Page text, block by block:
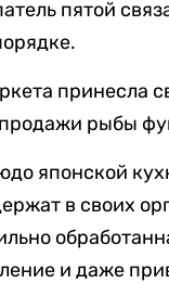
пятой
принесла
рыбы
японской
в своих
и даже